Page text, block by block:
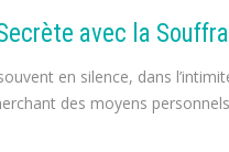
avec la
en silence, dans
des moyens